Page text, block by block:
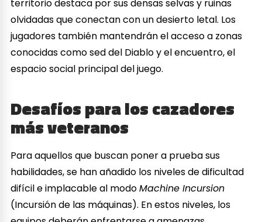
territorio destaca por sus densas selvas y ruinas
olvidadas que conectan con un desierto letal. Los
jugadores también mantendrán el acceso a zonas
conocidas como sed del Diablo y el encuentro, el
espacio social principal del juego.
Desafíos para los cazadores
más veteranos
Para aquellos que buscan poner a prueba sus
habilidades, se han añadido los niveles de dificultad
difícil e implacable al modoMachine Incursion
(Incursión de las máquinas). En estos niveles, los